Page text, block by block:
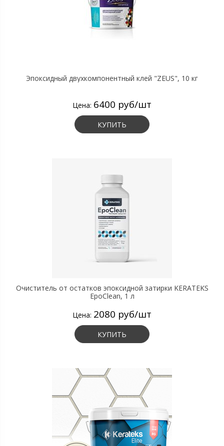
Эпоксидный двухкомпонентный клей "ZEUS", 10 кг
Цена: 6400 руб/шт
КУПИТЬ
Очиститель от остатков эпоксидной затирки KERATEKS
EpoClean, 1 л
Цена: 2080 руб/шт
КУПИТЬ